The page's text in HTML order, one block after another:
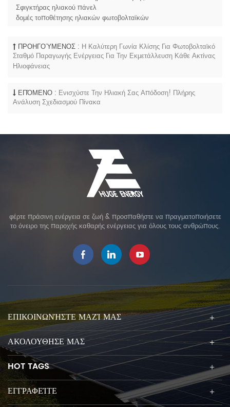
Σφιγκτήρας ηλιακού πάνελ
δομές τοποθέτησης ηλιακών φωτοβολταϊκών
ΠΡΟΗΓΟΎΜΕΝΟΣ : Η Καλύτερη Γωνία Κλίσης Για Φωτοβολταϊκό
Σταθμό Παραγωγής Ενέργειας Για Την Εκμετάλλευση Κάθε Ακτίνας
Ηλιοφάνειας
ΕΠΌΜΕΝΟ : Ενισχύστε Την Ηλιακή Σας Απόδοση! Πλήρης
Ανάλυση Σχεδιασμού Πίνακα
φέρτε πράσινη ενέργεια σε ζωή & προσπαθήστε να πραγματοποιήσετε
το όνειρο της παροχής καθαρής ενέργειας για όλους τους ανθρώπους.
ΕΠΙΚΟΙΝΩΝΉΣΤΕ ΜΑΖΊ ΜΑΣ
ΑΚΟΛΟΥΘΗΣΕ ΜΑΣ
HOT TAGS
ΕΓΓΡΑΦΕΊΤΕ